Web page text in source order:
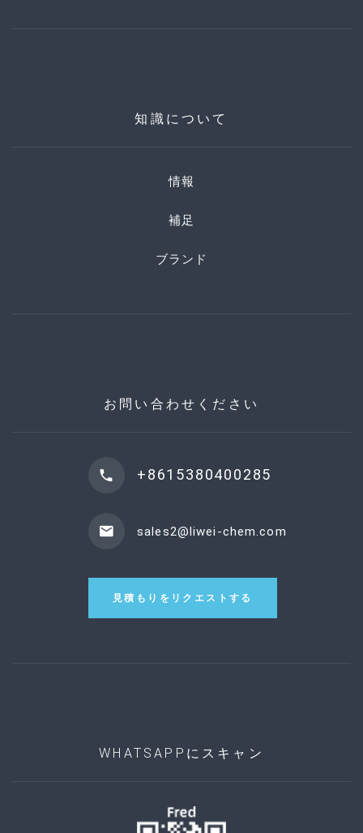
知識について
情報
補足
ブランド
お問い合わせください
+8615380400285
sales2@liwei-chem.com
見積もりをリクエストする
WHATSAPPにスキャン